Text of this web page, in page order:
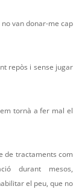
van donar-me cap
repòs i sense jugar
tornà a fer mal el
de tractaments com
durant mesos,
el peu, que no